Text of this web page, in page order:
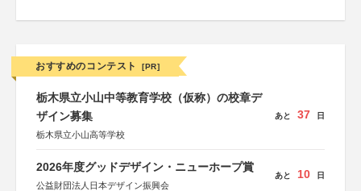
おすすめのコンテスト [PR]
栃木県立小山中等教育学校（仮称）の校章デ
ザイン募集
栃木県立小山高等学校
あと 37 日
2026年度グッドデザイン・ニューホープ賞
公益財団法人日本デザイン振興会
あと 10 日